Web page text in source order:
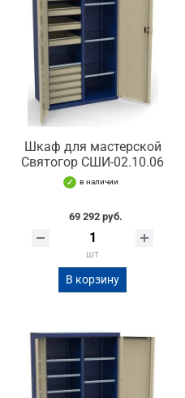
Шкаф для мастерской
Святогор СШИ-02.10.06
в наличии
69 292 руб.
шт
В корзину